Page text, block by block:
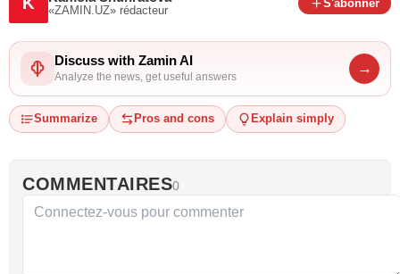
«ZAMIN.UZ» rédacteur
S'abonner
Discuss with Zamin AI
Analyze the news, get useful answers
→
Summarize Pros and cons Explain simply
COMMENTAIRES0